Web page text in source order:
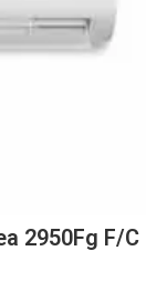
2950Fg F/C